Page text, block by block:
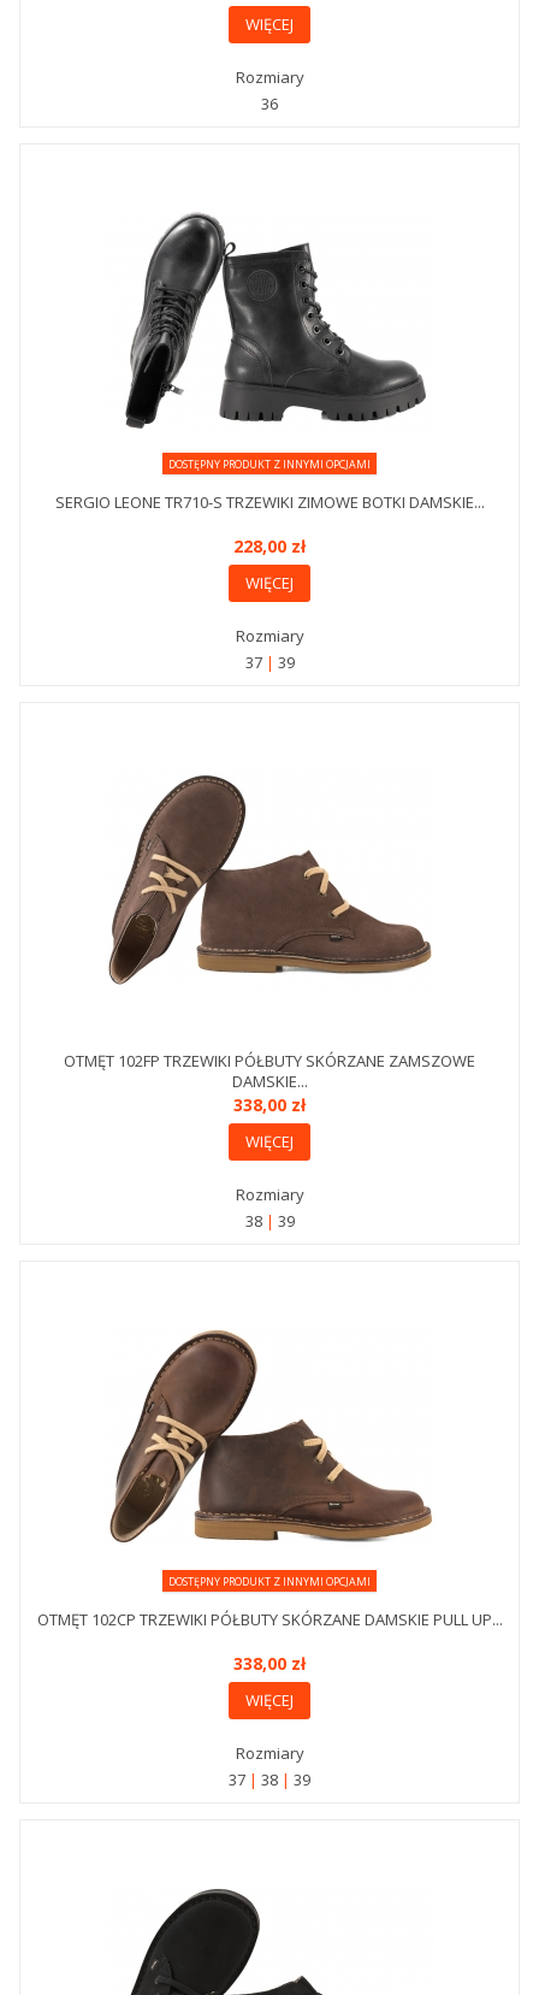
WIĘCEJ
Rozmiary
36
DOSTĘPNY PRODUKT Z INNYMI OPCJAMI
SERGIO LEONE TR710-S TRZEWIKI ZIMOWE BOTKI DAMSKIE...
228,00 zł
WIĘCEJ
Rozmiary
37
39
OTMĘT 102FP TRZEWIKI PÓŁBUTY SKÓRZANE ZAMSZOWE
DAMSKIE...
338,00 zł
WIĘCEJ
Rozmiary
38
39
DOSTĘPNY PRODUKT Z INNYMI OPCJAMI
OTMĘT 102CP TRZEWIKI PÓŁBUTY SKÓRZANE DAMSKIE PULL UP...
338,00 zł
WIĘCEJ
Rozmiary
37
38 39